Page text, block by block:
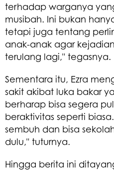
terhadap warganya
musibah. Ini bukan
tetapi juga tentang
anak-anak agar
terulang lagi," tegasnya.
Sementara itu, Ezra
sakit akibat luka bakar
berharap bisa segera
beraktivitas seperti
sembuh dan bisa
dulu," tuturnya.
Hingga berita ini